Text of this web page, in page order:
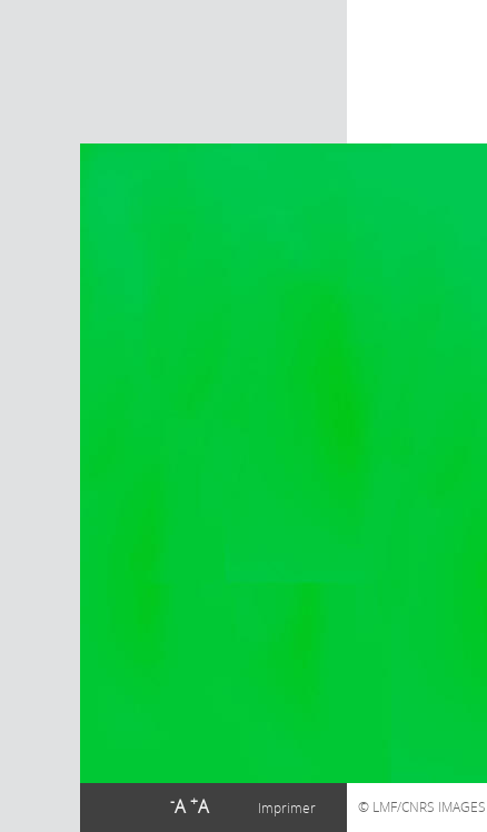
-A +A Imprimer LMF/CNRS IMAGES